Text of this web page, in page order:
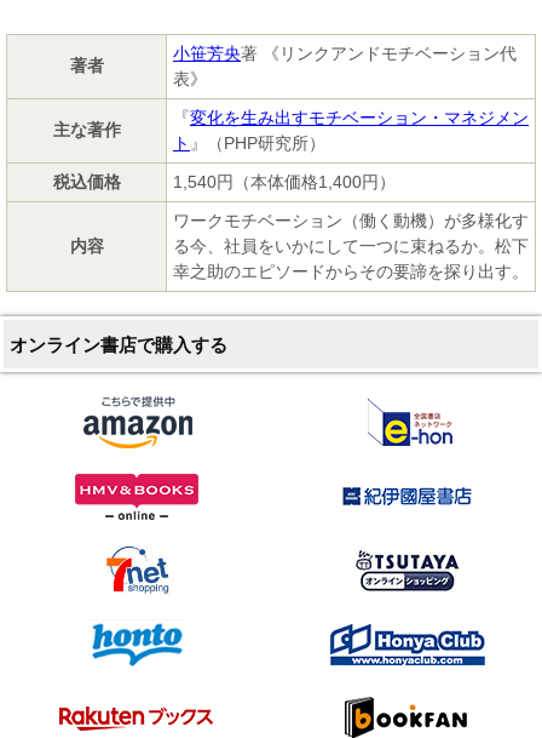
著者
小笹芳央著 《リンクアンドモチベーション代
表》
主な著作
『変化を生み出すモチベーション・マネジメン
ト 』（PHP研究所）
税込価格
1,540円（本体価格1,400円）
内容
ワークモチベーション（働く動機）が多様化す
る今、社員をいかにして一つに束ねるか。松下
幸之助のエピソードからその要諦を探り出す。
オンライン書店で購入する